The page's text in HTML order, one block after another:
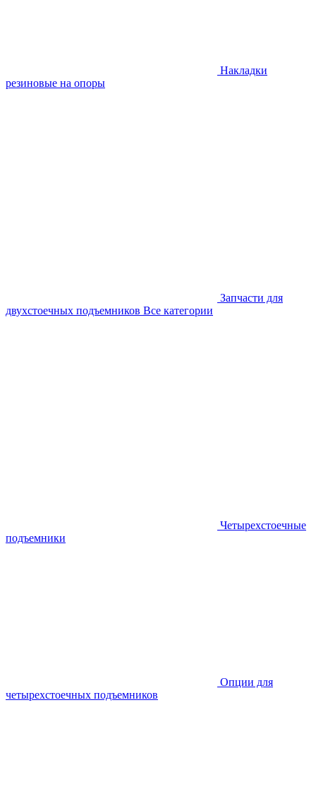
Накладки
резиновые на опоры
Запчасти для
двухстоечных подъемников Все категории
Четырехстоечные
подъемники
Опции для
четырехстоечных подъемников